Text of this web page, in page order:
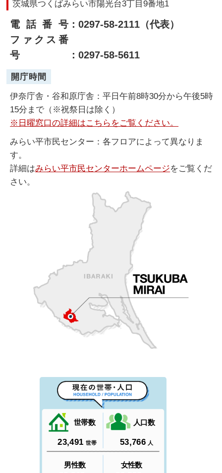
茨城県つくばみらい市陽光台3丁目9番地1
電話番号：0297-58-2111（代表）
ファクス番
号
：0297-58-5611
開庁時間
伊奈庁舎・谷和原庁舎：平日午前8時30分から午後5時
15分まで（※祝祭日は除く）
※日曜窓口の詳細はこちらをご覧ください。
みらい平市民センター：各フロアによって異なりま
す。
詳細はみらい平市民センターホームページをご覧くだ
さい。